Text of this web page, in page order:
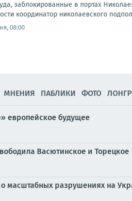
заблокированные в портах
координатор николаевского
08:00
МНЕНИЯ ПАБЛИКИ ФОТО
европейское будущее
Васютинское и Торецкое
масштабных разрушениях на